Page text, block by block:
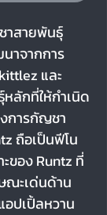
าสายพันธุ์
าจากการ
และ
ลักที่ให้กำเนิด
การกัญชา
ถือเป็นฟีโน
ของ Runtz ที่
ณะเด่นด้าน
ปเปิ้ลหวาน